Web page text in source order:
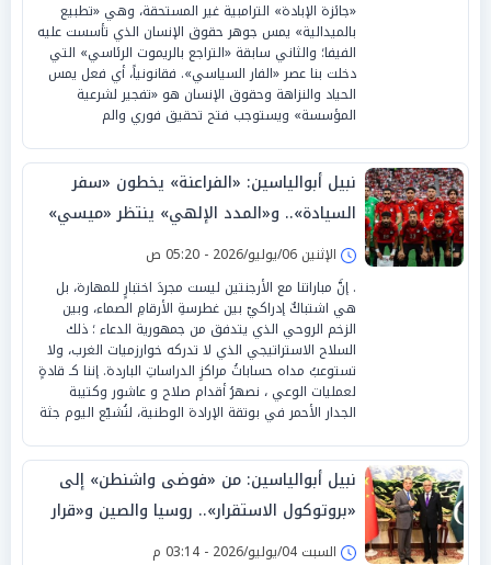
«جائزة الإبادة» الترامبية غير المستحقة، وهي «تطبيع
بالميدالية» يمس جوهر حقوق الإنسان الذي تأسست عليه
الفيفا؛ والثاني سابقة «التراجع بالريموت الرئاسي» التي
دخلت بنا عصر «الفار السياسي». فقانونياً، أي فعل يمس
الحياد والنزاهة وحقوق الإنسان هو «تفجير لشرعية
المؤسسة» ويستوجب فتح تحقيق فوري والم
نبيل أبوالياسين: «الفراعنة» يخطون «سفر
السيادة».. و«المدد الإلهي» ينتظر «ميسي»
في «محطة التحدي الأكبر»
الإثنين 06/يوليو/2026 - 05:20 ص
. إنَّ مباراتنا مع الأرجنتين ليست مجردَ اختبارٍ للمهارة، بل
هي اشتباكٌ إدراكيّ بين غطرسةِ الأرقامِ الصماء، وبين
الزخم الروحي الذي يتدفق من جمهورية الدعاء ؛ ذلك
السلاح الاستراتيجي الذي لا تدركه خوارزميات الغرب، ولا
تستوعبُ مداه حساباتُ مراكزِ الدراساتِ الباردة. إننا كـ قادةٍ
لعمليات الوعي ، نصهرُ أقدام صلاح و عاشور وكتيبة
الجدار الأحمر في بوتقة الإرادة الوطنية، لنُشيّع اليوم جثة
نبيل أبوالياسين: من «فوضى واشنطن» إلى
«بروتوكول الاستقرار».. روسيا والصين و«قرار
السيادة» بـ«تصفير القواعد»
السبت 04/يوليو/2026 - 03:14 م